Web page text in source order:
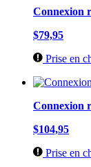
Connexion
$79,95
Prise en
Connexion
$104,95
Prise en